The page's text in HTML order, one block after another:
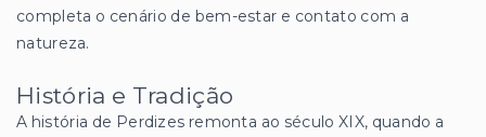
completa o cenário de bem-estar e contato com a
natureza.
História e Tradição
A história de Perdizes remonta ao século XIX, quando a